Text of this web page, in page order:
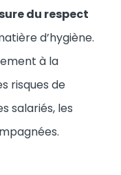
du respect
d’hygiène.
à la
risques de
salariés, les